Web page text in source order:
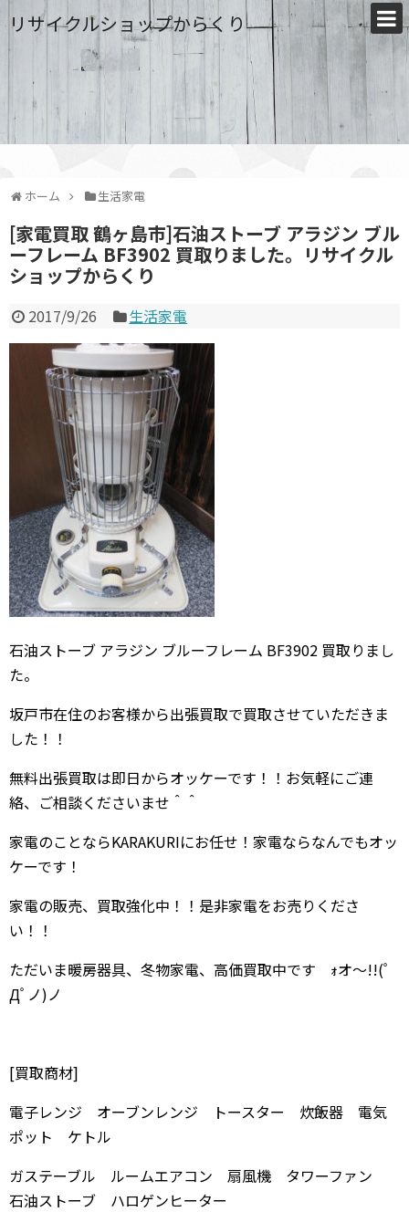
リサイクルショップからくり
ホーム 生活家電
[家電買取 鶴ヶ島市]石油ストーブ アラジン ブル
ーフレーム BF3902 買取りました。リサイクル
ショップからくり
2017/9/26 生活家電
石油ストーブ アラジン ブルーフレーム BF3902 買取りまし
た。
坂戸市在住のお客様から出張買取で買取させていただきま
した！！
無料出張買取は即日からオッケーです！！お気軽にご連
絡、ご相談くださいませ＾＾
家電のことならKARAKURIにお任せ！家電ならなんでもオッ
ケーです！
家電の販売、買取強化中！！是非家電をお売りくださ
い！！
ただいま暖房器具、冬物家電、高価買取中です ｫオ～!!(ﾟ
Дﾟノ)ノ
[買取商材]
電子レンジ オーブンレンジ トースター 炊飯器 電気
ポット ケトル
ガステーブル ルームエアコン 扇風機 タワーファン
石油ストーブ ハロゲンヒーター